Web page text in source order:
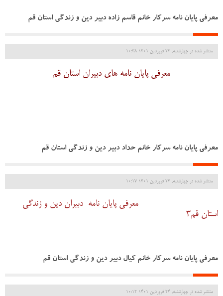
معرفی پایان نامه سرکار خانم قاسم زاده دبیر دین و زندگی استان قم
منتشر شده در چهارشنبه, 24 فروردين 1401 10:38
معرفی پایان نامه های دبیران استان قم
معرفی پایان نامه سرکار خانم حداد دبیر دین و زندگی استان قم
منتشر شده در چهارشنبه, 24 فروردين 1401 10:17
معرفی پایان نامه دبیران دین و زندگی
استان قم3
معرفی پایان نامه سرکار خانم کیال دبیر دین و زندگی استان قم
منتشر شده در چهارشنبه, 24 فروردين 1401 10:12